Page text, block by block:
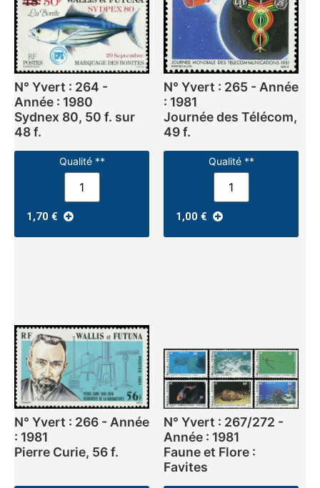
N° Yvert : 264 -
Année : 1980
Sydnex 80, 50 f. sur
48 f.
Qualité **
1,70 €
N° Yvert : 265 - Année
: 1981
Journée des Télécom,
49 f.
Qualité **
1,00 €
N° Yvert : 266 - Année
: 1981
Pierre Curie, 56 f.
N° Yvert : 267/272 -
Année : 1981
Faune et Flore :
Favites